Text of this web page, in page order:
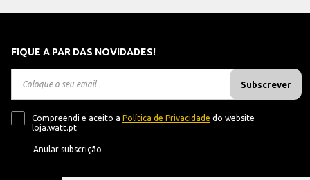
FIQUE A PAR DAS NOVIDADES!
Subscrever
Compreendi e aceito a Política de Privacidade do website
loja.watt.pt
Anular subscrição